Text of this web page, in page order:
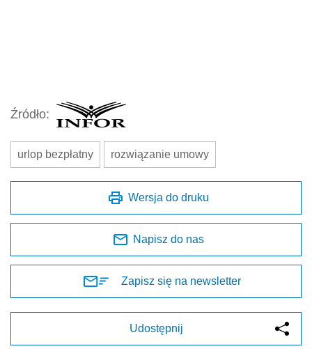
Źródło:
urlop bezpłatny rozwiązanie umowy
Wersja do druku
Napisz do nas
Zapisz się na newsletter
Udostępnij